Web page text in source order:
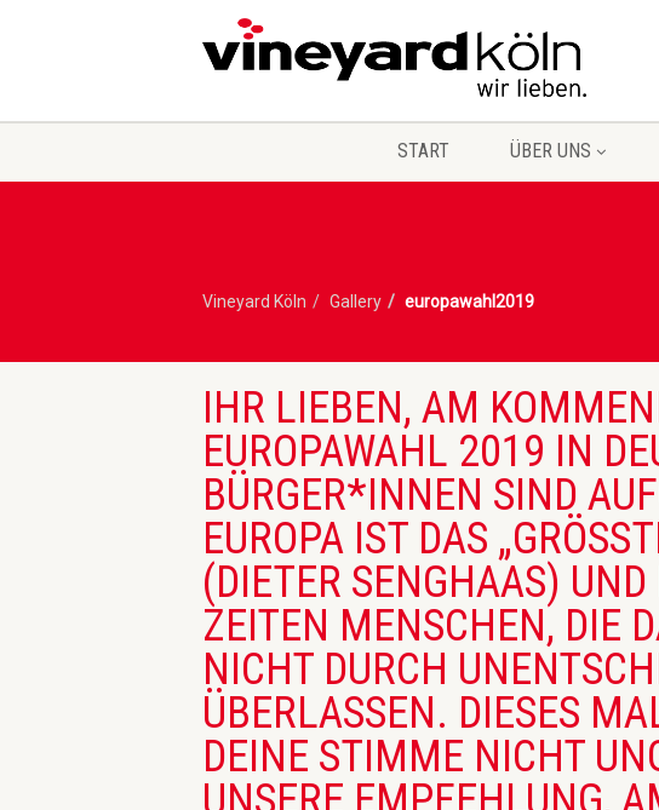
START ÜBER UNS
Vineyard Köln Gallery europawahl2019
IHR LIEBEN, AM
EUROPAWAHL 2019 IN
BÜRGER*INNEN SIND
EUROPA IST DAS
DIETER SENGHAAS) UND
EITEN MENSCHEN, DIE
ICHT DURCH
BERLASSEN. DIESES MAL
EINE STIMME NICHT